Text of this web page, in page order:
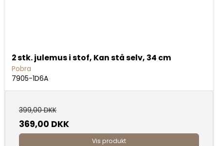
2 stk. julemus i stof, Kan stå selv, 34 cm
Pobra
7905-1D6A
399,00 DKK
369,00 DKK
Vis produkt